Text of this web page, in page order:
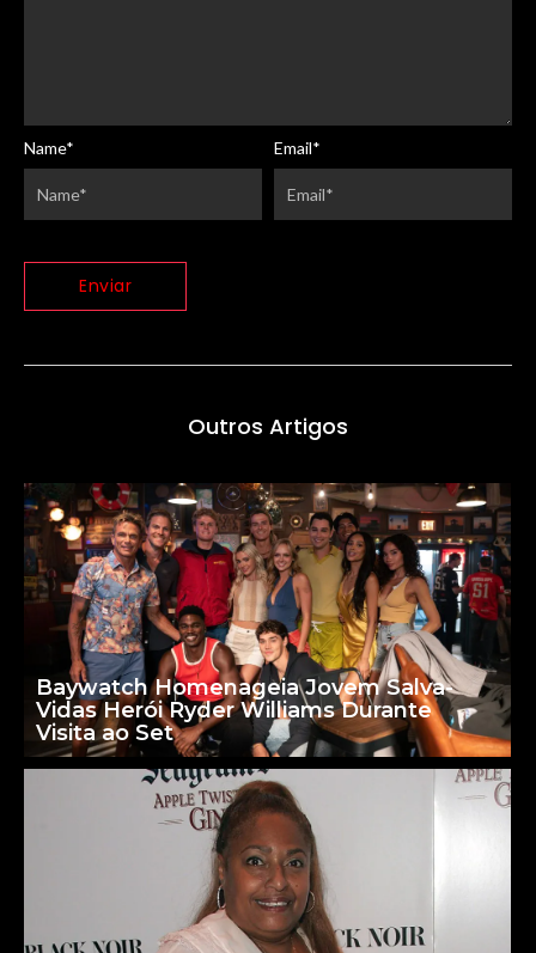
Name* Email*
Outros Artigos
Baywatch Homenageia Jovem Salva-
Vidas Herói Ryder Williams Durante
Visita ao Set